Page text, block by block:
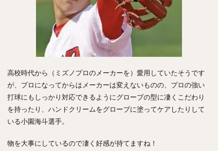
高校時代から（ミズノプロのメーカーを）愛用していたそうです
が、プロになってからはメーカーは変えないものの、プロの強い
打球にもしっかり対応できるようにグローブの型に凄くこだわり
を持ったり、ハンドクリームをグローブに塗ってケアしたりして
いる小園海斗選手。
物を大事にしているので凄く好感が持てますね！